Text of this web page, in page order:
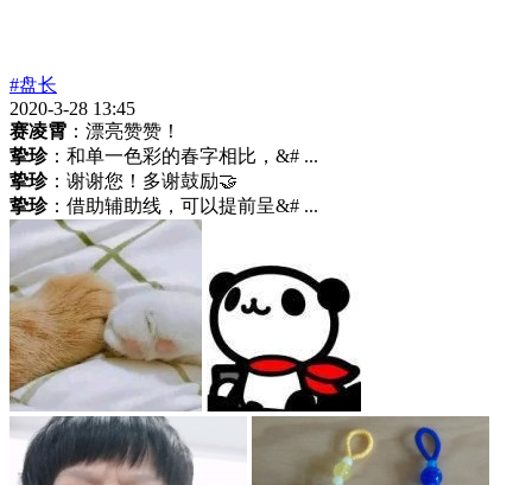
#盘长
2020-3-28 13:45
赛凌霄 ：漂亮赞赞！
挚珍：和单一色彩的春字相比，&# ...
挚珍：谢谢您！多谢鼓励🤝
挚珍：借助辅助线，可以提前呈&# ...